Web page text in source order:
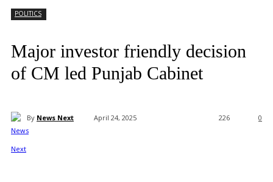
POLITICS
Major investor friendly decision
of CM led Punjab Cabinet
By News Next April 24, 2025 0
226